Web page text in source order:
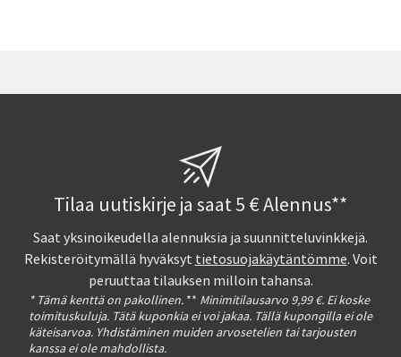
Tilaa uutiskirje ja saat 5 € Alennus**
Saat yksinoikeudella alennuksia ja suunnitteluvinkkejä.
Rekisteröitymällä hyväksyt tietosuojakäytäntömme. Voit
peruuttaa tilauksen milloin tahansa.
* Tämä kenttä on pakollinen. ** Minimitilausarvo 9,99 €. Ei koske
toimituskuluja. Tätä kuponkia ei voi jakaa. Tällä kupongilla ei ole
käteisarvoa. Yhdistäminen muiden arvosetelien tai tarjousten
kanssa ei ole mahdollista.